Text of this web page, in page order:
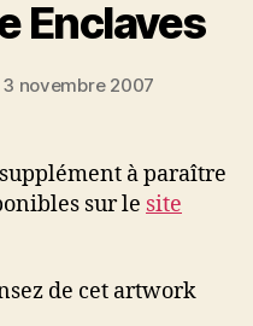
Enclaves
3 novembre 2007
à paraître
sur le site
de cet artwork